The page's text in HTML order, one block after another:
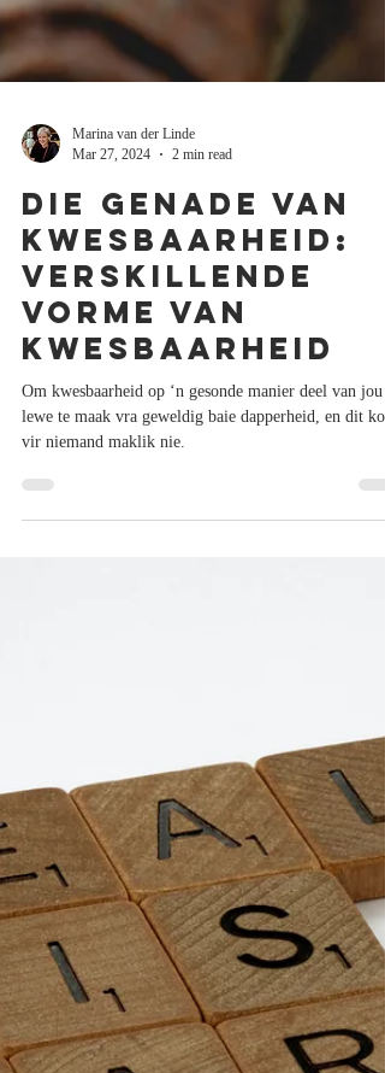
Marina van der Linde
Mar 27, 2024
2 min read
Die genade van
kwesbaarheid: